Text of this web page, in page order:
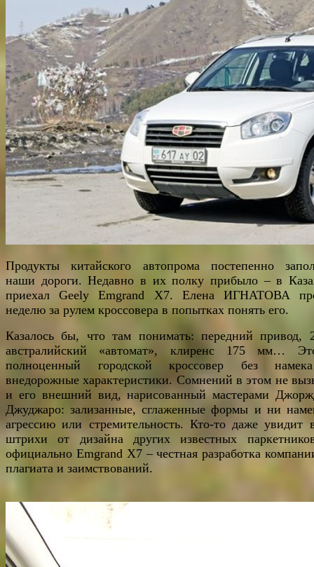
Продукты китайского автопрома постепенно
наши дороги. Недавно в их полку прибыло – в
приехал Geely Emgrand X7. Елена ИГНАТОВА
неделю за рулем кроссовера в попытках понять его.
Казалось бы, что там понимать: передний привод,
австралийский «автомат», клиренс 175 мм…
полноценный городской кроссовер без
внедорожные характеристики. Сомнений в этом не
и его внешний вид, нарисованный мастерами
Джуджаро: зализанные, сглаженные формы и ни
агрессию или стремительность. Кто-то даже увидит
штрихи от дизайна других известных
официально Emgrand X7 – честная разработка
плагиата и заимствований.